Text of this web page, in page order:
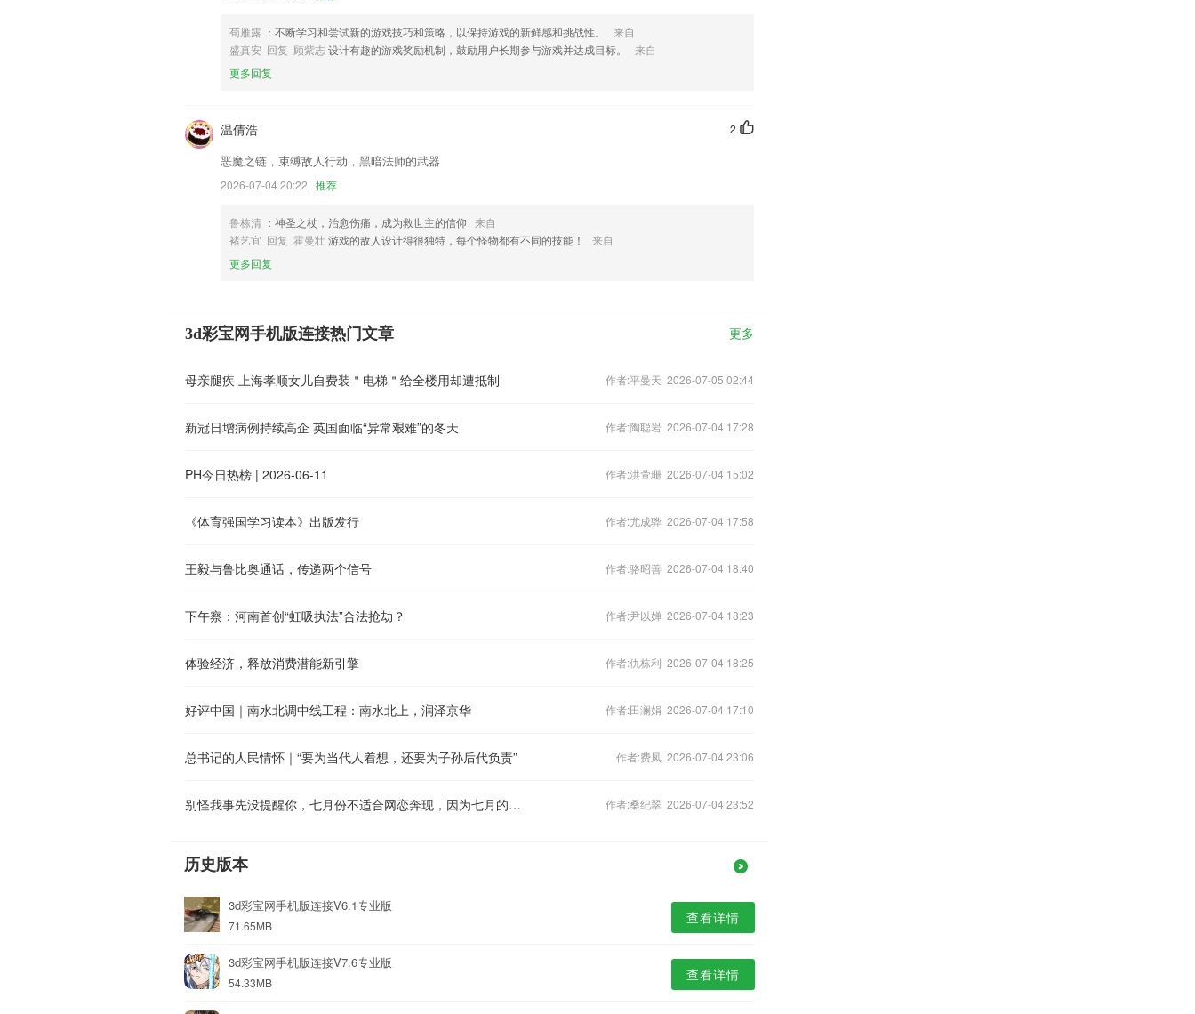
荀雁露 ：不断学习和尝试新的游戏技巧和策略，以保持游戏的新鲜感和挑战性。
来自
盛真安 回复 顾紫志设计有趣的游戏奖励机制，鼓励用户长期参与游戏并达成目标。
来自
更多回复
2
温倩浩
恶魔之链，束缚敌人行动，黑暗法师的武器
2026-07-04 20:22 推荐
鲁栋清 ：神圣之杖，治愈伤痛，成为救世主的信仰 来自
褚艺宜 回复 霍曼壮 游戏的敌人设计得很独特，每个怪物都有不同的技能！
来自
更多回复
3d彩宝网手机版连接热门文章 更多
母亲腿疾 上海孝顺女儿自费装＂电梯＂给全楼用却遭抵制 作者:平曼天 2026-07-05 02:44
新冠日增病例持续高企 英国面临“异常艰难”的冬天 作者:陶聪岩 2026-07-04 17:28
PH今日热榜 | 2026-06-11 作者:洪萱珊 2026-07-04 15:02
《体育强国学习读本》出版发行 作者:尤成骅 2026-07-04 17:58
王毅与鲁比奥通话，传递两个信号 作者:骆昭善 2026-07-04 18:40
下午察：河南首创“虹吸执法”合法抢劫？ 作者:尹以婵 2026-07-04 18:23
体验经济，释放消费潜能新引擎 作者:仇栋利 2026-07-04 18:25
好评中国｜南水北调中线工程：南水北上，润泽京华 作者:田澜娟 2026-07-04 17:10
总书记的人民情怀｜“要为当代人着想，还要为子孙后代负责” 作者:费凤 2026-07-04 23:06
别怪我事先没提醒你，七月份不适合网恋奔现，因为七月的英文是猪来。 作者:桑纪翠 2026-07-04 23:52
历史版本
3d彩宝网手机版连接V6.1专业版
71.65MB 查看详情
3d彩宝网手机版连接V7.6专业版
54.33MB 查看详情